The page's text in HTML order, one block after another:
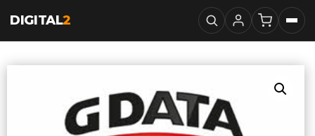
DIGITAL2